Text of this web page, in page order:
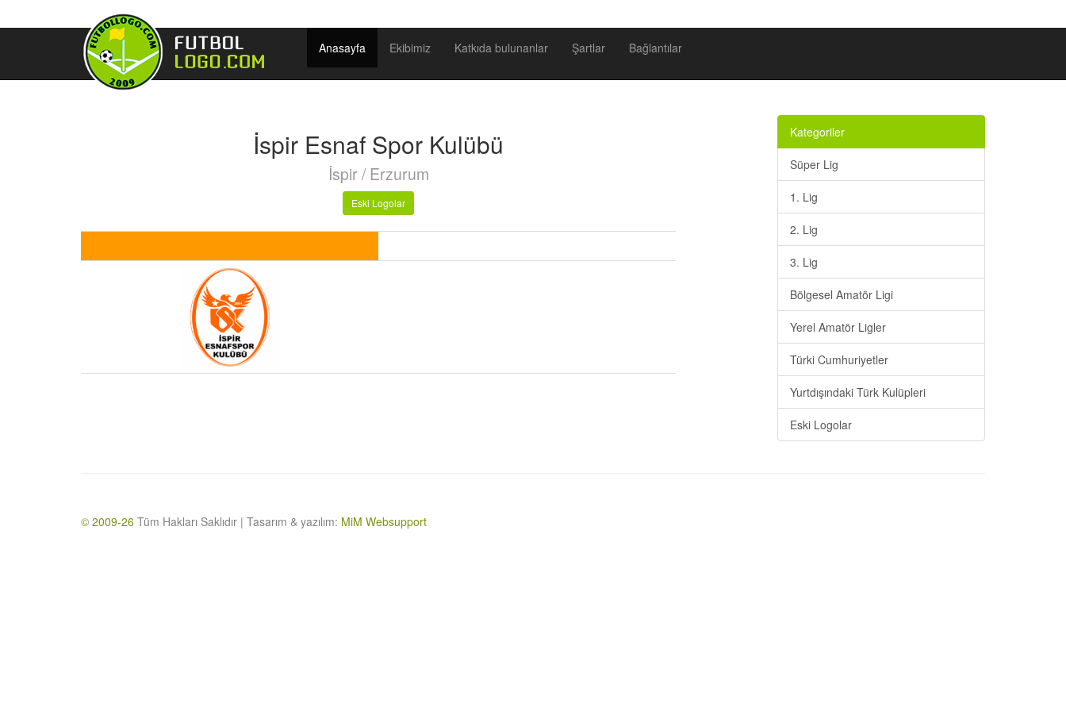
Anasayfa Ekibimiz Katkıda bulunanlar Şartlar Bağlantılar
İspir Esnaf Spor Kulübü
İspir / Erzurum
Eski Logolar
Kategoriler
Süper Lig
1. Lig
2. Lig
3. Lig
Bölgesel Amatör Ligi
Yerel Amatör Ligler
Türki Cumhuriyetler
Yurtdışındaki Türk Kulüpleri
Eski Logolar
© 2009-26 Tüm Hakları Saklıdır | Tasarım & yazılım: MiM Websupport